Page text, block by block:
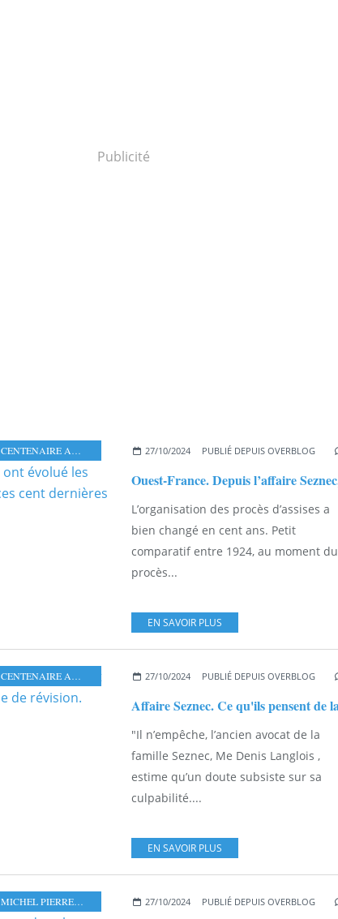
Publicité
CENTENAIRE AFFAIRE SEZNEC ,ANNICK LE DOUGET
27/10/2024 PUBLIÉ DEPUIS OVERBLOG
L’organisation des procès d’assises a
bien changé en cent ans. Petit
comparatif entre 1924, au moment du
procès...
EN SAVOIR PLUS
CENTENAIRE AFFAIRE SEZNEC 27/10/2024 PUBLIÉ DEPUIS OVERBLOG
"Il n’empêche, l’ancien avocat de la
famille Seznec, Me Denis Langlois ,
estime qu’un doute subsiste sur sa
culpabilité....
EN SAVOIR PLUS
MICHEL PIERRE CENTENAIRE AFFAIRE SEZNEC
27/10/2024 PUBLIÉ DEPUIS OVERBLOG